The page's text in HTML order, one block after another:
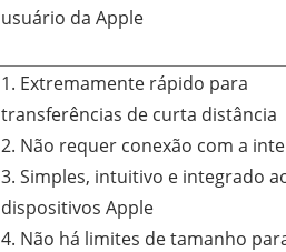
usuário da Apple
1. Extremamente rápido para
transferências de curta distância
2. Não requer conexão com a
3. Simples, intuitivo e integrado
dispositivos Apple
4. Não há limites de tamanho